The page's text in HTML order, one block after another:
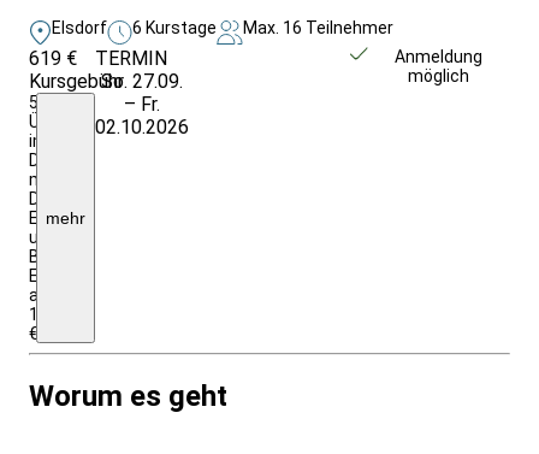
Elsdorf 6 Kurstage Max. 16 Teilnehmer
619 €
Kursgebühr
5
Ü/F
im
DZ
mit
DU/WC;
Eintritte
und
Begegnungen;
EZZ:
ab
110,00
€
mehr
TERMIN
So. 27.09.
– Fr.
02.10.2026
Anmeldung
möglich
Worum es geht